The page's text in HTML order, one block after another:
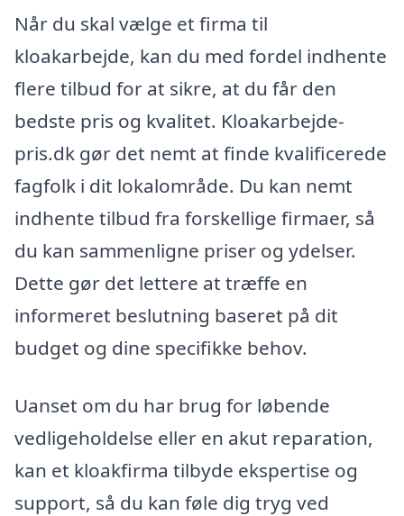
Når du skal vælge et firma til
kloakarbejde, kan du med fordel indhente
flere tilbud for at sikre, at du får den
bedste pris og kvalitet. Kloakarbejde-
pris.dk gør det nemt at finde kvalificerede
fagfolk i dit lokalområde. Du kan nemt
indhente tilbud fra forskellige firmaer, så
du kan sammenligne priser og ydelser.
Dette gør det lettere at træffe en
informeret beslutning baseret på dit
budget og dine specifikke behov.
Uanset om du har brug for løbende
vedligeholdelse eller en akut reparation,
kan et kloakfirma tilbyde ekspertise og
support, så du kan føle dig tryg ved